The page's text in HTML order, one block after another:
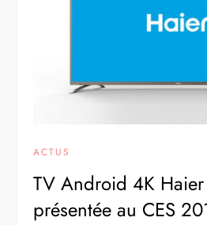
ACTUS
TV Android 4K
présentée au CES